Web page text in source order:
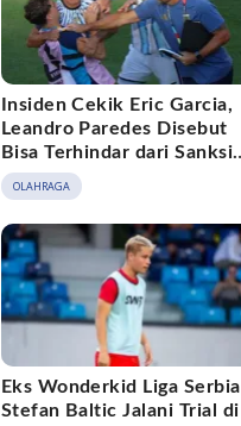
Insiden Cekik Eric Garcia,
Leandro Paredes Disebut
Bisa Terhindar dari Sanksi
FIFA
OLAHRAGA
Eks Wonderkid Liga Serbia
Stefan Baltic Jalani Trial di